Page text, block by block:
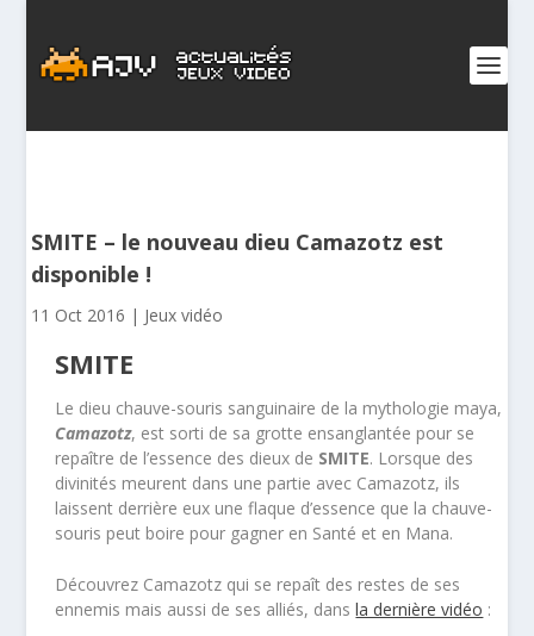
SMITE – le nouveau dieu Camazotz est
disponible !
11 Oct 2016 | Jeux vidéo
SMITE
Le dieu chauve-souris sanguinaire de la mythologie maya,
Camazotz, est sorti de sa grotte ensanglantée pour se
repaître de l’essence des dieux de SMITE. Lorsque des
divinités meurent dans une partie avec Camazotz, ils
laissent derrière eux une flaque d’essence que la chauve-
souris peut boire pour gagner en Santé et en Mana.
Découvrez Camazotz qui se repaît des restes de ses
ennemis mais aussi de ses alliés, dansla dernière vidéo :